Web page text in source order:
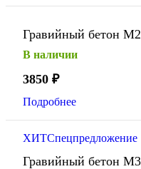
Гравийный бетон
В наличии
3850 ₽
Подробнее
ХИТСпецпредложение
Гравийный бетон